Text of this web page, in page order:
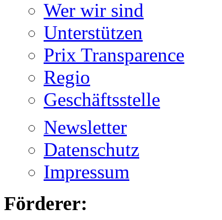
Wer wir sind
Unterstützen
Prix Transparence
Regio
Geschäftsstelle
Newsletter
Datenschutz
Impressum
Förderer: